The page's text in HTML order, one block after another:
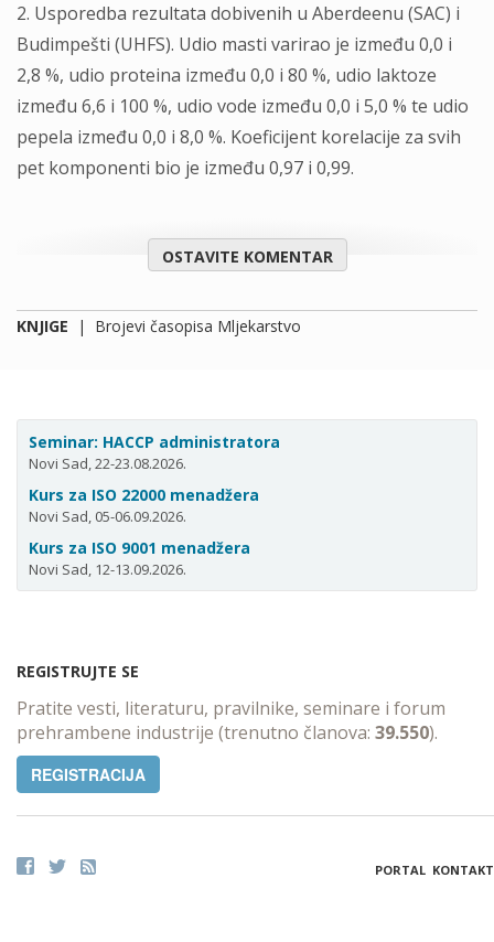
2. Usporedba rezultata dobivenih u Aberdeenu (SAC) i
Budimpešti (UHFS). Udio masti varirao je između 0,0 i
2,8 %, udio proteina između 0,0 i 80 %, udio laktoze
između 6,6 i 100 %, udio vode između 0,0 i 5,0 % te udio
pepela između 0,0 i 8,0 %. Koeficijent korelacije za svih
pet komponenti bio je između 0,97 i 0,99.
OSTAVITE KOMENTAR
KNJIGE | Brojevi časopisa Mljekarstvo
Seminar: HACCP administratora
Novi Sad, 22-23.08.2026.
Kurs za ISO 22000 menadžera
Novi Sad, 05-06.09.2026.
Kurs za ISO 9001 menadžera
Novi Sad, 12-13.09.2026.
REGISTRUJTE SE
Pratite vesti, literaturu, pravilnike, seminare i forum
prehrambene industrije (trenutno članova: 39.550).
REGISTRACIJA
PORTAL KONTAKT